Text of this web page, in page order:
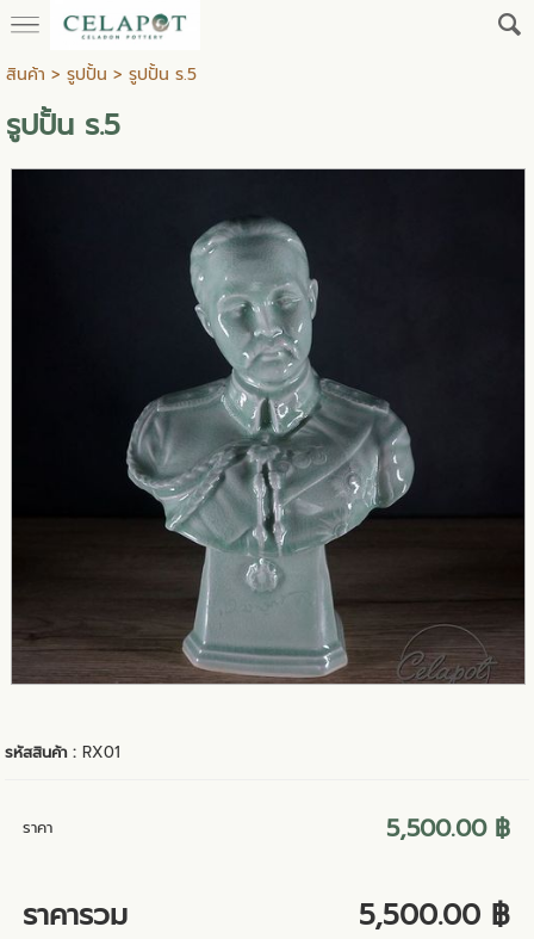
สินค้า > รูปปั้น > รูปปั้น ร.5
รูปปั้น ร.5
รหัสสินค้า :RX01
ราคา 5,500.00 ฿
ราคารวม 5,500.00 ฿